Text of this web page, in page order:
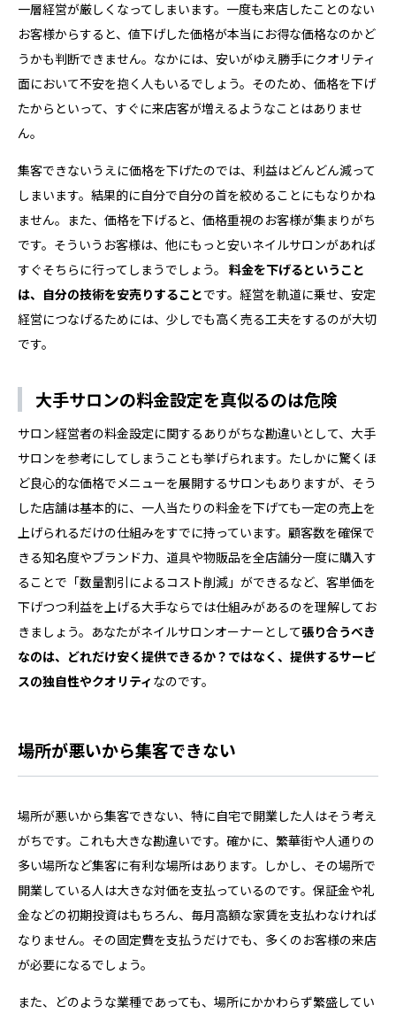
一層経営が厳しくなってしまいます。一度も来店したことのない
お客様からすると、値下げした価格が本当にお得な価格なのかど
うかも判断できません。なかには、安いがゆえ勝手にクオリティ
面において不安を抱く人もいるでしょう。そのため、価格を下げ
たからといって、すぐに来店客が増えるようなことはありませ
ん。
集客できないうえに価格を下げたのでは、利益はどんどん減って
しまいます。結果的に自分で自分の首を絞めることにもなりかね
ません。また、価格を下げると、価格重視のお客様が集まりがち
です。そういうお客様は、他にもっと安いネイルサロンがあれば
すぐそちらに行ってしまうでしょう。 料金を下げるということ
は、自分の技術を安売りすることです。経営を軌道に乗せ、安定
経営につなげるためには、少しでも高く売る工夫をするのが大切
です。
大手サロンの料金設定を真似るのは危険
サロン経営者の料金設定に関するありがちな勘違いとして、大手
サロンを参考にしてしまうことも挙げられます。たしかに驚くほ
ど良心的な価格でメニューを展開するサロンもありますが、そう
した店舗は基本的に、一人当たりの料金を下げても一定の売上を
上げられるだけの仕組みをすでに持っています。顧客数を確保で
きる知名度やブランド力、道具や物販品を全店舗分一度に購入す
ることで「数量割引によるコスト削減」ができるなど、客単価を
下げつつ利益を上げる大手ならでは仕組みがあるのを理解してお
きましょう。あなたがネイルサロンオーナーとして張り合うべき
なのは、どれだけ安く提供できるか？ではなく、提供するサービ
スの独自性やクオリティ なのです。
場所が悪いから集客できない
場所が悪いから集客できない、特に自宅で開業した人はそう考え
がちです。これも大きな勘違いです。確かに、繁華街や人通りの
多い場所など集客に有利な場所はあります。しかし、その場所で
開業している人は大きな対価を支払っているのです。保証金や礼
金などの初期投資はもちろん、毎月高額な家賃を支払わなければ
なりません。その固定費を支払うだけでも、多くのお客様の来店
が必要になるでしょう。
また、どのような業種であっても、場所にかかわらず繁盛してい